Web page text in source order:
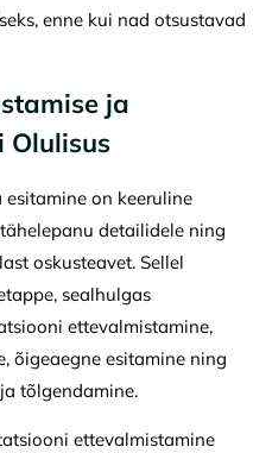
enne kui nad otsustavad
ja
Olulisus
on keeruline
detailidele ning
oskusteavet. Sellel
sealhulgas
ettevalmistamine,
õigeaegne esitamine ning
tõlgendamine.
ettevalmistamine